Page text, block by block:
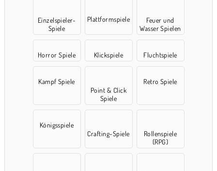
Einzelspieler-
Spiele
Plattformspiele
Feuer und
Wasser Spielen
Horror Spiele Klickspiele Fluchtspiele
Kampf Spiele
Point & Click
Spiele
Retro Spiele
Königsspiele
Crafting-Spiele
Rollenspiele
(RPG)